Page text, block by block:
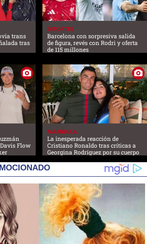
trans
tras
DEPORTES
Barcelona con sorpresiva salida
de figura, revés con Rodri y oferta
de 115 millones
Flow
FARANDULA
La inesperada reacción de
Cristiano Ronaldo tras críticas a
Georgina Rodríguez por su cuerpo